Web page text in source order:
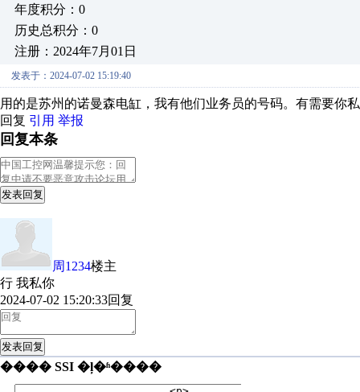
年度积分：0
历史总积分：0
注册：2024年7月01日
发表于：2024-07-02 15:19:40
用的是苏州的诺曼森电缸，我有他们业务员的号码。有需要你
回复 引用 举报
回复本条
发表回复
周1234楼主
行 我私你
2024-07-02 15:20:33回复
发表回复
���� SSI �ļ�ʱ����